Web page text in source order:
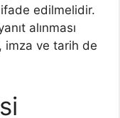
edilmelidir.
alınması
imza ve tarih de